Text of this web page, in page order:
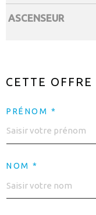
ASCENSEUR
CETTE OFFRE
PRÉNOM *
NOM *